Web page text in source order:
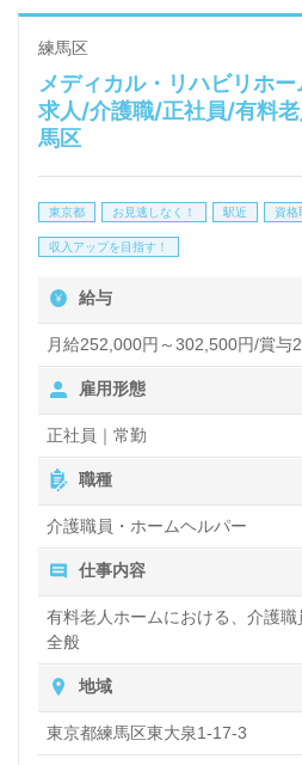
◎ホスピス経験不問！『介護
う』そこには、見守る職員様
がありました◎
がんや難病等により、医療ケ
めの医療対応型ホスピスです
集中できる環境面、職員様同
ワーク、再雇用制度活用で70
制度も働くあなたのモチベー
やご家族様の想いに寄り添い
したい』『緩和ケアの専門性
感じながら仕事をしたい』『
働きたい』等の方も大歓迎で
ンサルタントよりご案内しま
なくお願いします。
全国の求人ご紹介！医療/福祉
練馬区
メディカル・リハビリホ
求人/介護職/正社員/有料
馬区
東京都 お見逃しなく！ 駅近 資格
収入アップを目指す！
給与
月給252,000円～302,500円/賞与
雇用形態
正社員｜常勤
職種
介護職員・ホームヘルパー
仕事内容
有料老人ホームにおける、介護
全般
入浴や排せつ、食事などの身体
除、洗濯など日常生活のサポート
地域
東京都練馬区東大泉1-17-3